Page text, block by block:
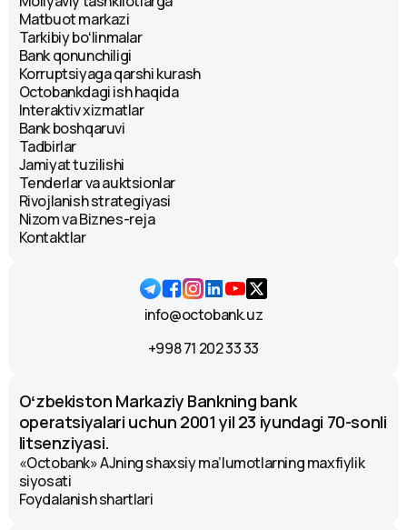
Matbuot markazi
Tarkibiy boʻlinmalar
Bank qonunchiligi
Korruptsiyaga qarshi kurash
Octobankdagi ish haqida
Interaktiv xizmatlar
Bank boshqaruvi
Tadbirlar
Jamiyat tuzilishi
Tenderlar va auktsionlar
Rivojlanish strategiyasi
Nizom va Biznes-reja
Kontaktlar
info@octobank.uz
+998 71 202 33 33
Oʻzbekiston Markaziy Bankning bank
operatsiyalari uchun 2001 yil 23 iyundagi 70-sonli
litsenziyasi.
«Octobank» AJning shaxsiy ma’lumotlarning maxfiylik
siyosati
Foydalanish shartlari